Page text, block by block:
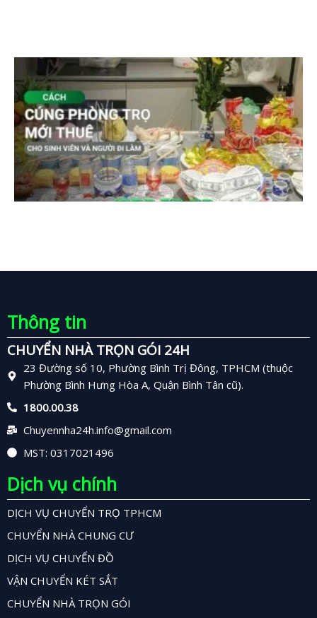
Thông tin
CHUYỂN NHÀ TRỌN GÓI 24H
23 Đường số 10, Phường Bình Trị Đông, TPHCM (thuộc
Phường Bình Hưng Hòa A, Quận Bình Tân cũ).
1800.00.38
Chuyennha24h.info@gmail.com
MST: 0317021496
Dịch vụ chính
DỊCH VỤ CHUYỂN TRỌ TPHCM
CHUYỂN NHÀ CHUNG CƯ
DỊCH VỤ CHUYỂN ĐỒ
VẬN CHUYỂN KÉT SẮT
CHUYỂN NHÀ TRỌN GÓI